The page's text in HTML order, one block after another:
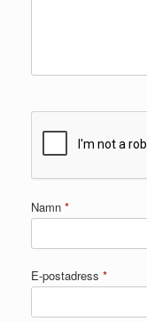
Namn *
E-postadress *